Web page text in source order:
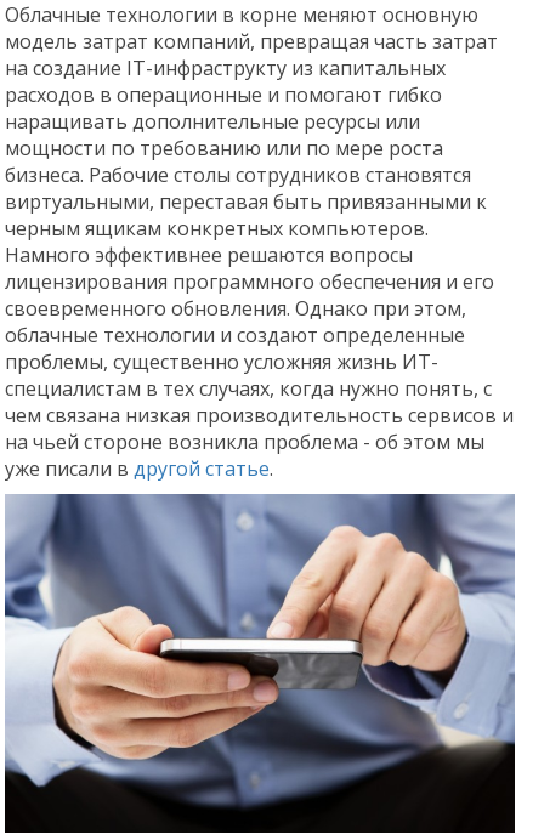
Облачные технологии в корне меняют основную
модель затрат компаний, превращая часть затрат
на создание IT-инфраструкту из капитальных
расходов в операционные и помогают гибко
наращивать дополнительные ресурсы или
мощности по требованию или по мере роста
бизнеса. Рабочие столы сотрудников становятся
виртуальными, переставая быть привязанными к
черным ящикам конкретных компьютеров.
Намного эффективнее решаются вопросы
лицензирования программного обеспечения и его
своевременного обновления. Однако при этом,
облачные технологии и создают определенные
проблемы, существенно усложняя жизнь ИТ-
специалистам в тех случаях, когда нужно понять, с
чем связана низкая производительность сервисов и
на чьей стороне возникла проблема - об этом мы
уже писали вдругой статье.